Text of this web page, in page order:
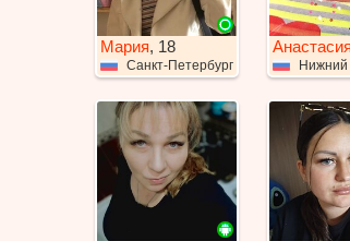
Мария, 18
Санкт-Петербург
Анастасия
Нижний